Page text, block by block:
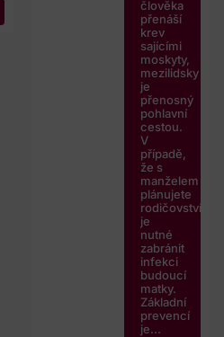
člověka
přenáší
krev
sajícími
moskyty,
mezilidsky
je
přenosný
pohlavní
cestou.
V
případě,
že s
manželem
plánujete
rodičovství,
je
nutné
zabránit
infekci
budoucí
matky.
Základní
prevencí
je...